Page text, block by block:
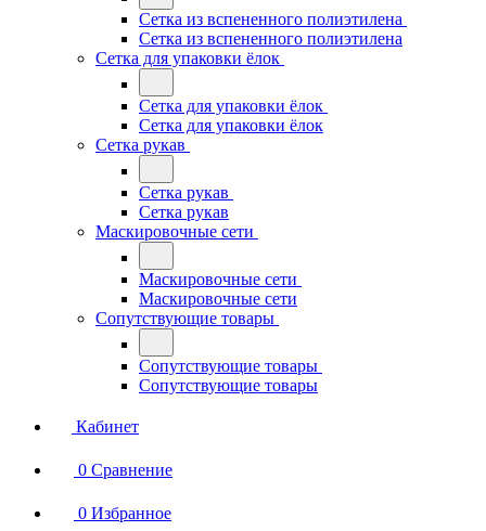
Сетка из вспененного полиэтилена
Сетка из вспененного полиэтилена
Сетка для упаковки ёлок
Сетка для упаковки ёлок
Сетка для упаковки ёлок
Сетка рукав
Сетка рукав
Сетка рукав
Маскировочные сети
Маскировочные сети
Маскировочные сети
Сопутствующие товары
Сопутствующие товары
Сопутствующие товары
Кабинет
0 Сравнение
0 Избранное